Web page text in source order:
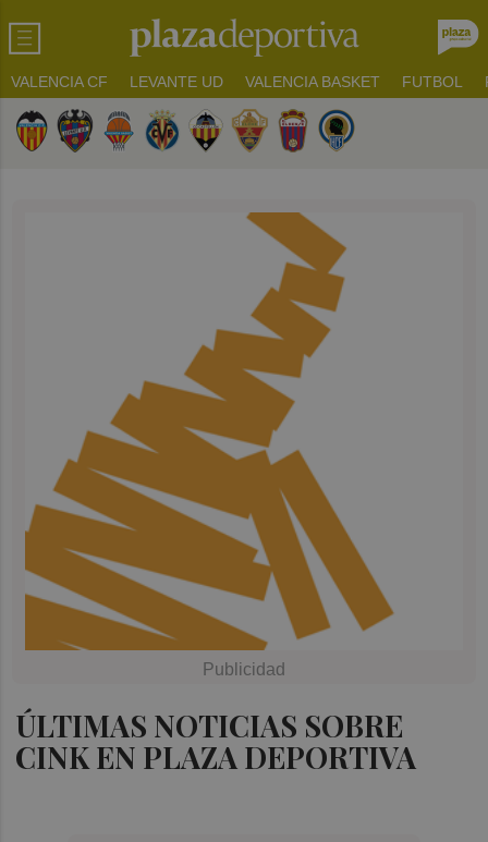
VALENCIA CF LEVANTE UD VALENCIA BASKET FUTBOL
ÚLTIMAS NOTICIAS SOBRE
CINK EN PLAZA DEPORTIVA